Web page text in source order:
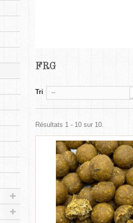
FRG
Tri --
Résultats 1 - 10 sur 10.